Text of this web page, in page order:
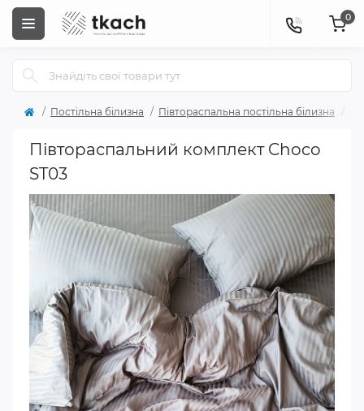
0
Постільна білизна Півтораспальна постільна білизна
Півтораспальний комплект Choco
ST03